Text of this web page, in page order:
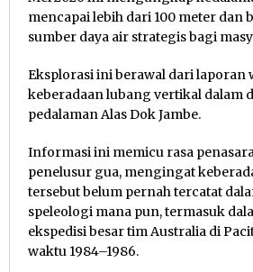
mencapai lebih dari 100 meter dan
sumber daya air strategis bagi
Eksplorasi ini berawal dari laporan
keberadaan lubang vertikal dalam
pedalaman Alas Dok Jambe.
Informasi ini memicu rasa
penelusur gua, mengingat
tersebut belum pernah tercatat
speleologi mana pun, termasuk
ekspedisi besar tim Australia di
waktu 1984–1986.